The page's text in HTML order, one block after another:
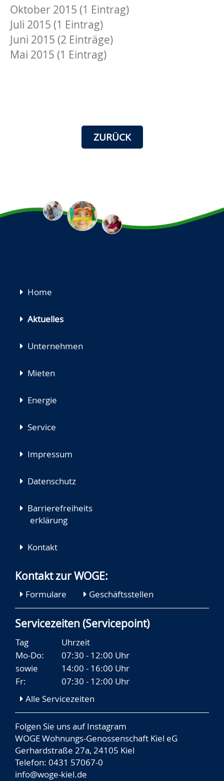
Oktober 2015 (1 Eintrag)
Juli 2015 (1 Eintrag)
Juni 2015 (2 Einträge)
Mai 2015 (1 Eintrag)
ZURÜCK
Navigation
Home
Aktuelles
Unternehmen
Mieten
Energie
Service
Impressum
Datenschutz
Barrierefreiheits
erklärung
Kontakt
Kontakt zur WOGE:
Formulare Geschäftsstellen
Servicezeiten (Servicepoint)
Tag
Uhrzeit
Mo-Do:
07:30 - 12:00 Uhr
sowie
14:00 - 16:00 Uhr
Fr:
07:30 - 12:00 Uhr
Alle Servicezeiten
Folgen Sie uns aufInstagram
WOGE Wohnungs-Genossenschaft Kiel eG
Gerhardstraße 27a, 24105 Kiel
Telefon: 0431 57067-0
info@woge-kiel.de